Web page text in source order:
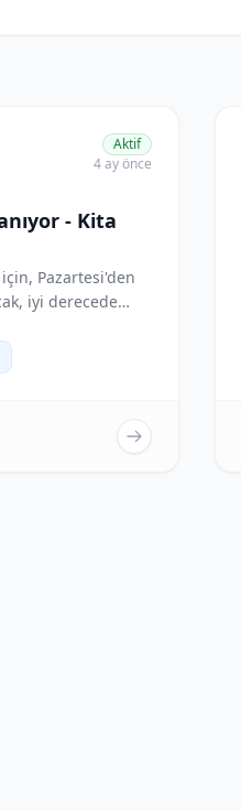
Aktif
4 ay önce
- Kita
Pazartesi'den
iyi derecede